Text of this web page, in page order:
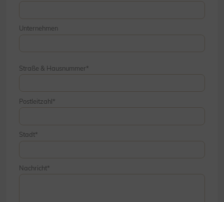
Unternehmen
Straße & Hausnummer
Postleitzahl
Stadt
Nachricht